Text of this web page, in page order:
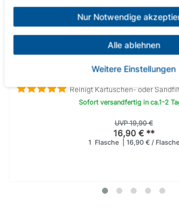
hth Spa Filter-Reiniger 1 Liter für
Reinigt Kartuschen- oder
Sofort versandfertig in ca.1-2
UVP 19,90 €
16,90 € **
1 Flasche | 16,90 € / Flasche
Nur Notwendige
Alle ablehnen
Weitere Einstellungen